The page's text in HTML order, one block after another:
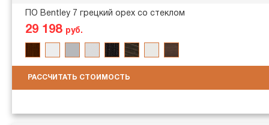
ПО Bentley 7 грецкий орех со стеклом
29 198 руб.
РАССЧИТАТЬ СТОИМОСТЬ